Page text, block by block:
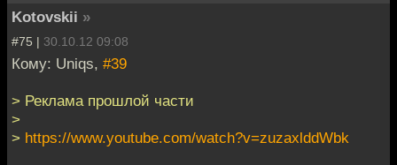
Kotovskii »
#75 | 30.10.12 09:08
Кому: Uniqs, #39
> Реклама прошлой части
>
> https://www.youtube.com/watch?v=zuzaxlddWbk